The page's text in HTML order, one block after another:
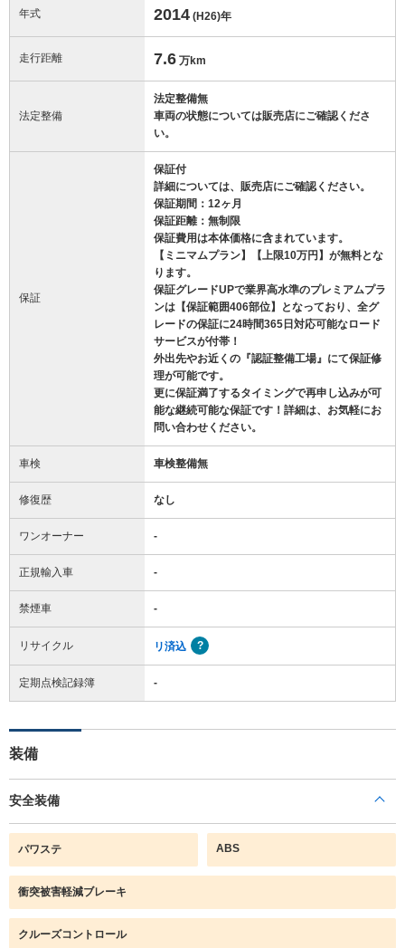
年式 2014 (H26)年
走行距離 7.6 万km
法定整備
法定整備無
車両の状態については販売店にご確認くださ
い。
保証
保証付
詳細については、販売店にご確認ください。
保証期間：12ヶ月
保証距離：無制限
保証費用は本体価格に含まれています。
【ミニマムプラン】【上限10万円】が無料とな
ります。
保証グレードUPで業界高水準のプレミアムプラ
ンは【保証範囲406部位】となっており、全グ
レードの保証に24時間365日対応可能なロード
サービスが付帯！
外出先やお近くの『認証整備工場』にて保証修
理が可能です。
更に保証満了するタイミングで再申し込みが可
能な継続可能な保証です！詳細は、お気軽にお
問い合わせください。
車検 車検整備無
修復歴 なし
ワンオーナー -
正規輸入車 -
禁煙車 -
リサイクル リ済込
定期点検記録簿 -
装備
安全装備
パワステ ABS
衝突被害軽減ブレーキ
クルーズコントロール